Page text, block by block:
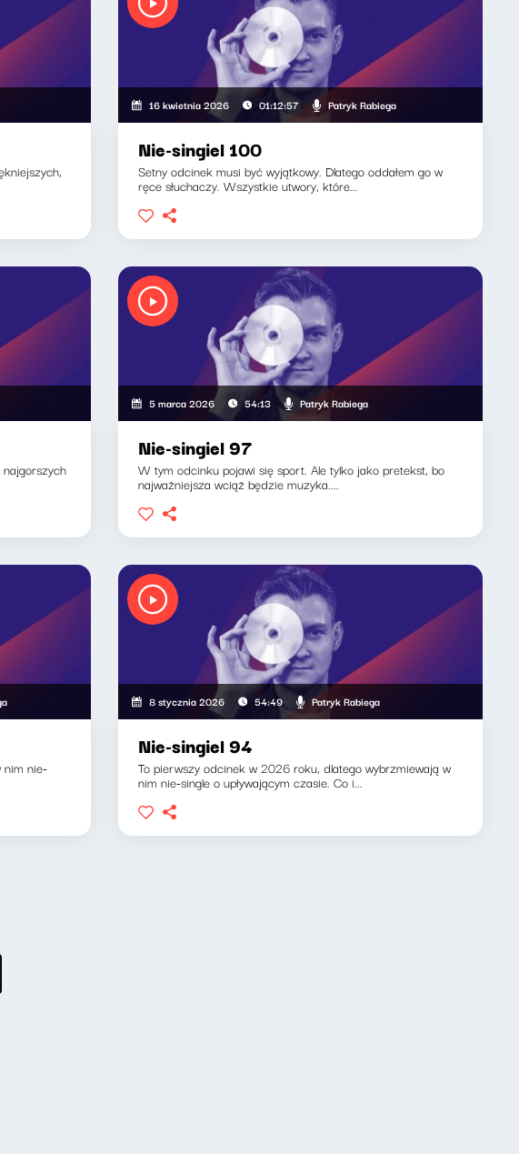
16 kwietnia 2026 01:12:57 Patryk Rabiega
Nie-singiel 100
Setny odcinek musi być wyjątkowy. Dlatego oddałem go w
ręce słuchaczy. Wszystkie utwory, które...
5 marca 2026 54:13 Patryk Rabiega
Nie-singiel 97
W tym odcinku pojawi się sport. Ale tylko jako pretekst, bo
najważniejsza wciąż będzie muzyka....
nim nie-
8 stycznia 2026 54:49 Patryk Rabiega
Nie-singiel 94
To pierwszy odcinek w 2026 roku, dlatego wybrzmiewają w
nim nie-single o upływającym czasie. Co i...